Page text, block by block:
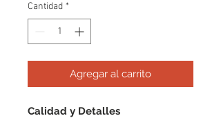
Cantidad *
Agregar al carrito
Calidad y Detalles